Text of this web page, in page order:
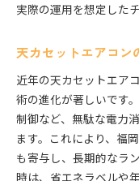
実際の運用を想定した
天カセットエアコン
近年の天カセットエア
術の進化が著しいです
制御など、無駄な電力
ます。これにより、福
も寄与し、長期的なラ
時は、省エネラベルや